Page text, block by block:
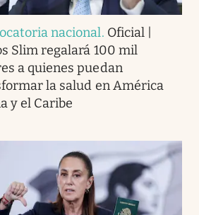
nacional. Oficial |
Slim regalará 100 mil
a quienes puedan
la salud en América
y el Caribe